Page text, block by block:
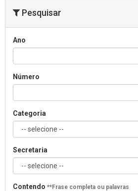
Pesquisar
Ano
Número
Categoria
Secretaria
Contendo **Frase completa ou palavras